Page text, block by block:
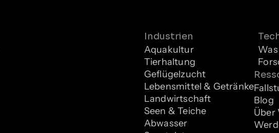
Industrien
Aquakultur
Tierhaltung
Geflügelzucht
Lebensmittel & Getränke
Landwirtschaft
Seen & Teiche
Abwasser
Blog
Über